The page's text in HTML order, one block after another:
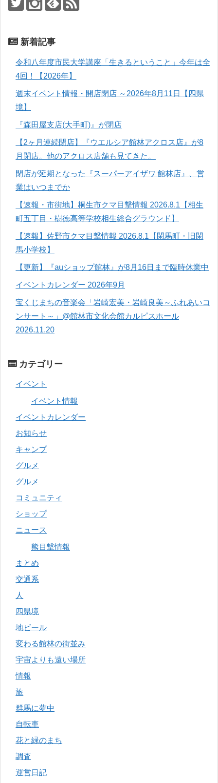
新着記事
令和八年度市民大学講座「生きるということ」今年は全
4回！【2026年】
週末イベント情報・開店閉店 ～2026年8月11日【四県
境】
『森田屋支店(大手町)』が閉店
【2ヶ月連続閉店】『ウエルシア館林アクロス店』が8
月閉店。他のアクロス店舗も見てきた。
閉店が延期となった『スーパーアイザワ 館林店』、営
業はいつまでか
【速報・市街地】桐生市クマ目撃情報 2026.8.1【相生
町五丁目・樹徳高等学校相生総合グラウンド】
【速報】佐野市クマ目撃情報 2026.8.1【閑馬町・旧閑
馬小学校】
【更新】『auショップ館林』が8月16日まで臨時休業中
イベントカレンダー 2026年9月
宝くじまちの音楽会「岩崎宏美・岩崎良美～ふれあいコ
ンサート～」@館林市文化会館カルピスホール
2026.11.20
カテゴリー
イベント
イベント情報
イベントカレンダー
お知らせ
キャンプ
グルメ
グルメ
コミュニティ
ショップ
ニュース
熊目撃情報
まとめ
交通系
人
四県境
地ビール
変わる館林の街並み
宇宙よりも遠い場所
情報
旅
群馬に夢中
自転車
花と緑のまち
調査
運営日記